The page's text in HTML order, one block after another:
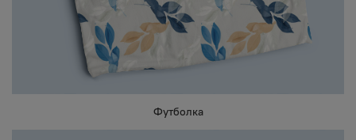
Футболка